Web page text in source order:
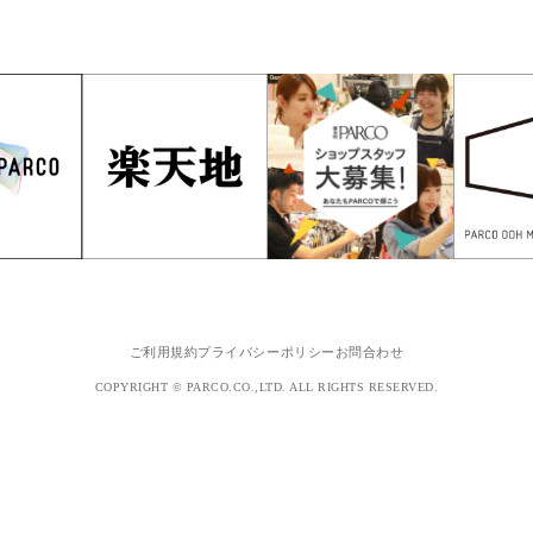
ご利用規約プライバシーポリシー お問合わせ
COPYRIGHT © PARCO.CO.,LTD. ALL RIGHTS RESERVED.